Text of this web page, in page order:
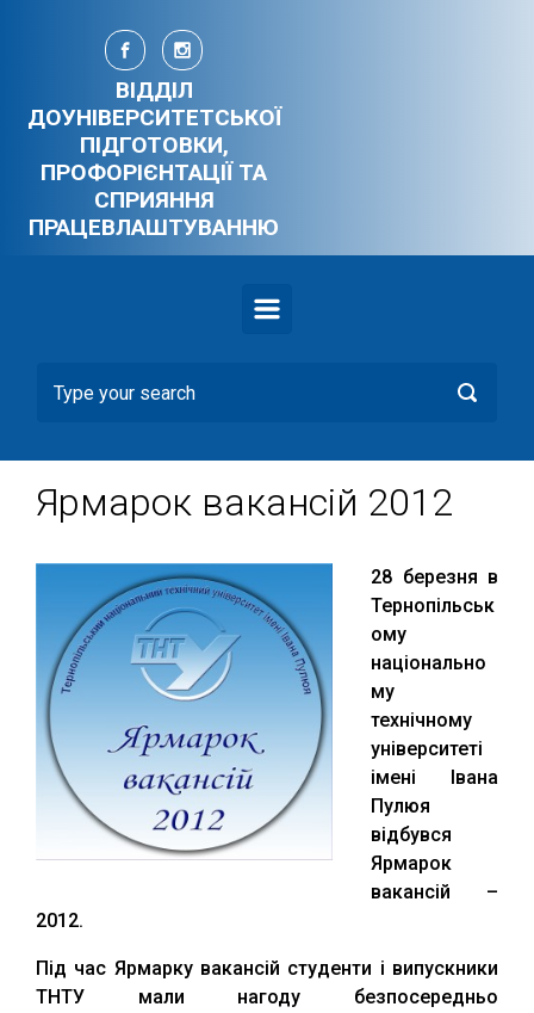
Skip to main content
ВІДДІЛ
ДОУНІВЕРСИТЕТСЬКОЇ
ПІДГОТОВКИ,
ПРОФОРІЄНТАЦІЇ ТА
СПРИЯННЯ
ПРАЦЕВЛАШТУВАННЮ
Ярмарок вакансій 2012
28 березня в
Тернопільськ
ому
національно
му
технічному
університеті
імені Івана
Пулюя
відбувся
Ярмарок
вакансій –
2012.
Під час Ярмарку вакансій студенти і випускники
ТНТУ мали нагоду безпосередньо